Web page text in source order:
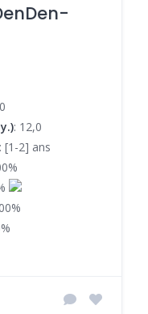
: 12,0
: [1-2] ans